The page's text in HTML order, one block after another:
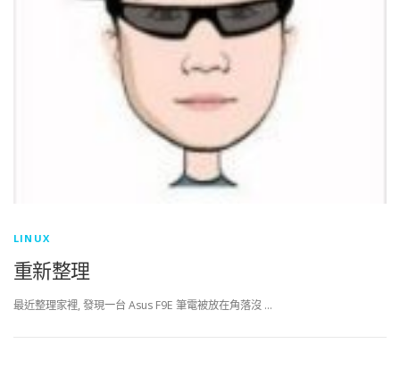
LINUX
重新整理
最近整理家裡, 發現一台 Asus F9E 筆電被放在角落沒 …